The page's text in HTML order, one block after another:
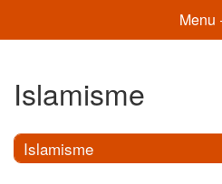
Menu
Islamisme
Islamisme